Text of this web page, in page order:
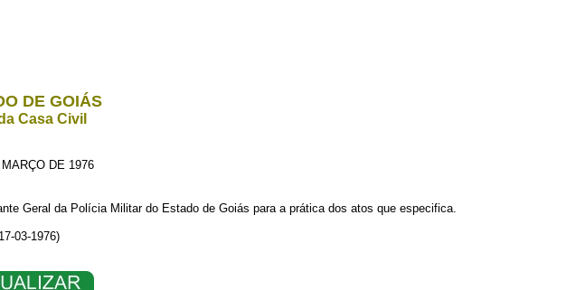
DE GOIÁS
Casa Civil
DE 1976
Geral da Polícia Militar do Estado de Goiás para a prática dos atos que especifica.
03-1976)